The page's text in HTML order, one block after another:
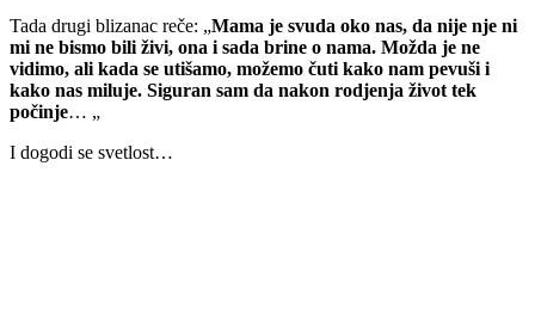
Tada drugi blizanac reče: „Mama je svuda oko nas, da nije nje ni
mi ne bismo bili živi, ona i sada brine o nama. Možda je ne
vidimo, ali kada se utišamo, možemo čuti kako nam pevuši i
kako nas miluje. Siguran sam da nakon rodjenja život tek
počinje… „
I dogodi se svetlost…